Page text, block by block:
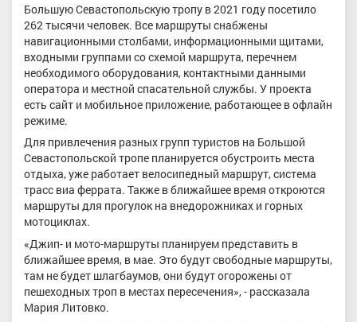
Большую Севастопольскую тропу в 2021 году посетило
262 тысячи человек. Все маршруты снабжены
навигационными столбами, информационными щитами,
входными группами со схемой маршрута, перечнем
необходимого оборудования, контактными данными
оператора и местной спасательной службы. У проекта
есть сайт и мобильное приложение, работающее в офлайн
режиме.
Для привлечения разных групп туристов на Большой
Севастопольской тропе планируется обустроить места
отдыха, уже работает велосипедный маршрут, система
трасс виа феррата. Также в ближайшее время откроются
маршруты для прогулок на внедорожниках и горных
мотоциклах.
«Джип- и мото-маршруты планируем представить в
ближайшее время, в мае. Это будут свободные маршруты,
там не будет шлагбаумов, они будут огорожены от
пешеходных троп в местах пересечения», - рассказала
Мария Литовко.